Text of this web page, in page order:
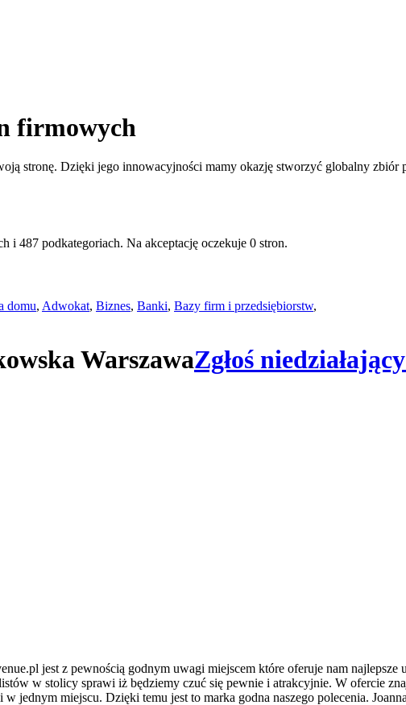
firmowych
stronę. Dzięki jego innowacyjności mamy okazję stworzyć globalny
i 487 podkategoriach. Na akceptację oczekuje 0 stron.
domu, Adwokat, Biznes, Banki, Bazy firm i przedsiębiorstw,
WarszawaZgłoś
jest z pewnością godnym uwagi miejscem które oferuje nam
w stolicy sprawi iż będziemy czuć się pewnie i atrakcyjnie. W ofercie
w jednym miejscu. Dzięki temu jest to marka godna naszego polecenia.